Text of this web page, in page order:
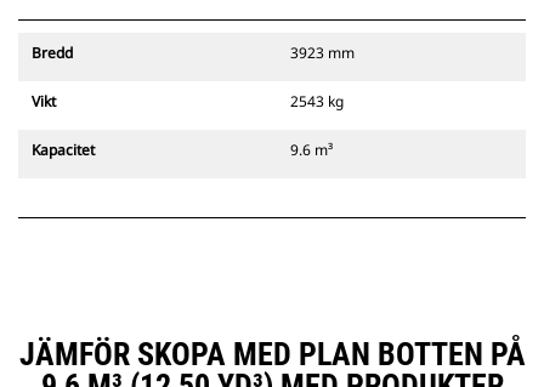
Bredd 3923 mm
Vikt 2543 kg
Kapacitet 9.6 m³
JÄMFÖR SKOPA MED PLAN BOTTEN PÅ